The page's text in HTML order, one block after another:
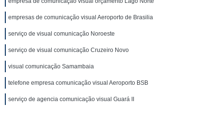
empresas de comunicação visual Aeroporto de Brasilia
serviço de visual comunicação Noroeste
serviço de visual comunicação Cruzeiro Novo
visual comunicação Samambaia
telefone empresa comunicação visual Aeroporto BSB
serviço de agencia comunicação visual Guará II